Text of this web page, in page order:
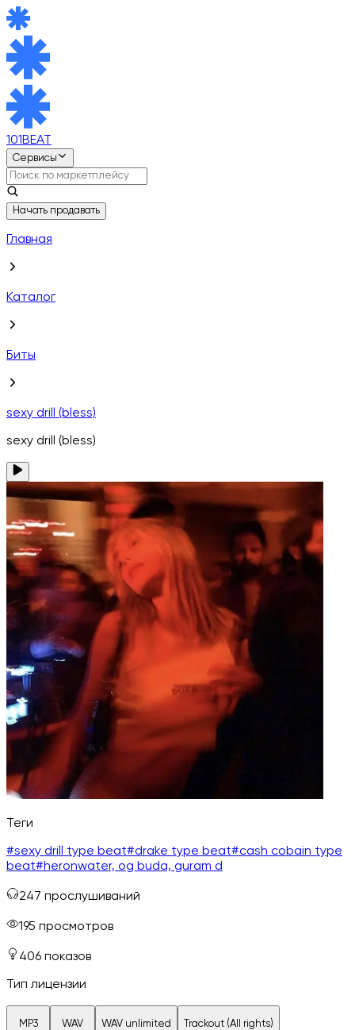
101BEAT
Сервисы
Начать продавать
Главная
Каталог
Биты
sexy drill (bless)
sexy drill (bless)
Теги
#sexy drill type beat#drake type beat#cash cobain type
beat#heronwater, og buda, guram d
247 прослушиваний
195 просмотров
406 показов
Тип лицензии
MP3 WAV WAV unlimited Trackout (All rights)